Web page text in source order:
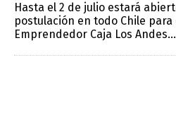
Hasta el 2 de julio estará
postulación en todo Chile
Emprendedor Caja Los Andes...